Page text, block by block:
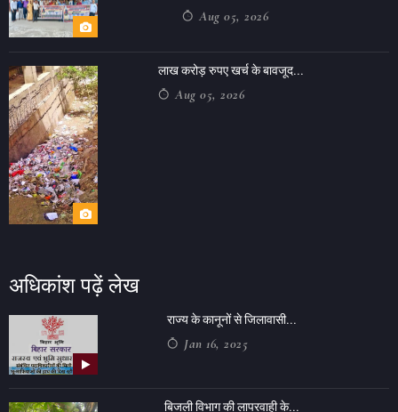
Aug 05, 2026
लाख करोड़ रुपए खर्च के बावजूद...
Aug 05, 2026
अधिकांश पढ़ें लेख
राज्य के कानूनों से जिलावासी...
Jan 16, 2025
बिजली विभाग की लापरवाही के...